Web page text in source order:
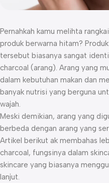
Pernahkah kamu melihta
produk berwarna hitam?
tersebut biasanya sangat
charcoal (arang). Arang yang
dalam kebutuhan makan dan
banyak nutrisi yang berguna
wajah.
Meski demikian, arang yang
berbeda dengan arang yang
Artikel berikut ak membahas
charcoal, fungsinya dalam
skincare yang biasanya
lanjut.